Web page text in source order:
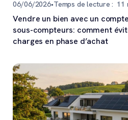
06/06/2026•Temps de lecture : 11
Vendre un bien avec un
sous-compteurs: comment
charges en phase d’achat